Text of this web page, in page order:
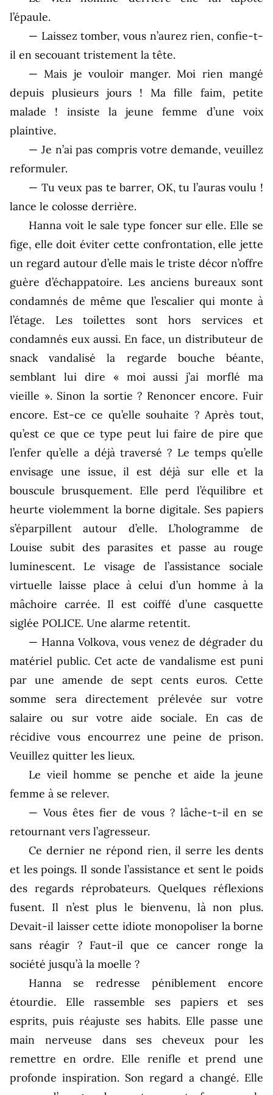
l’épaule.
— Laissez tomber, vous n’aurez rien, confie-t-
il en secouant tristement la tête.
— Mais je vouloir manger. Moi rien mangé
depuis plusieurs jours ! Ma fille faim, petite
malade ! insiste la jeune femme d’une voix
plaintive.
— Je n’ai pas compris votre demande, veuillez
reformuler.
— Tu veux pas te barrer, OK, tu l’auras voulu !
lance le colosse derrière.
Hanna voit le sale type foncer sur elle. Elle se
fige, elle doit éviter cette confrontation, elle jette
un regard autour d’elle mais le triste décor n’offre
guère d’échappatoire. Les anciens bureaux sont
condamnés de même que l’escalier qui monte à
l’étage. Les toilettes sont hors services et
condamnés eux aussi. En face, un distributeur de
snack vandalisé la regarde bouche béante,
semblant lui dire « moi aussi j’ai morflé ma
vieille ». Sinon la sortie ? Renoncer encore. Fuir
encore. Est-ce ce qu’elle souhaite ? Après tout,
qu’est ce que ce type peut lui faire de pire que
l’enfer qu’elle a déjà traversé ? Le temps qu’elle
envisage une issue, il est déjà sur elle et la
bouscule brusquement. Elle perd l’équilibre et
heurte violemment la borne digitale. Ses papiers
s’éparpillent autour d’elle. L’hologramme de
Louise subit des parasites et passe au rouge
luminescent. Le visage de l’assistance sociale
virtuelle laisse place à celui d’un homme à la
mâchoire carrée. Il est coiffé d’une casquette
siglée POLICE. Une alarme retentit.
— Hanna Volkova, vous venez de dégrader du
matériel public. Cet acte de vandalisme est puni
par une amende de sept cents euros. Cette
somme sera directement prélevée sur votre
salaire ou sur votre aide sociale. En cas de
récidive vous encourrez une peine de prison.
Veuillez quitter les lieux.
Le vieil homme se penche et aide la jeune
femme à se relever.
— Vous êtes fier de vous ? lâche-t-il en se
retournant vers l’agresseur.
Ce dernier ne répond rien, il serre les dents
et les poings. Il sonde l’assistance et sent le poids
des regards réprobateurs. Quelques réflexions
fusent. Il n’est plus le bienvenu, là non plus.
Devait-il laisser cette idiote monopoliser la borne
sans réagir ? Faut-il que ce cancer ronge la
société jusqu’à la moelle ?
Hanna se redresse péniblement encore
étourdie. Elle rassemble ses papiers et ses
esprits, puis réajuste ses habits. Elle passe une
main nerveuse dans ses cheveux pour les
remettre en ordre. Elle renifle et prend une
profonde inspiration. Son regard a changé. Elle